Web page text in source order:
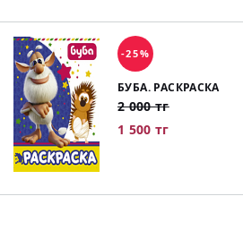
-25%
БУБА. РАСКРАСКА
2 000 тг
1 500 тг